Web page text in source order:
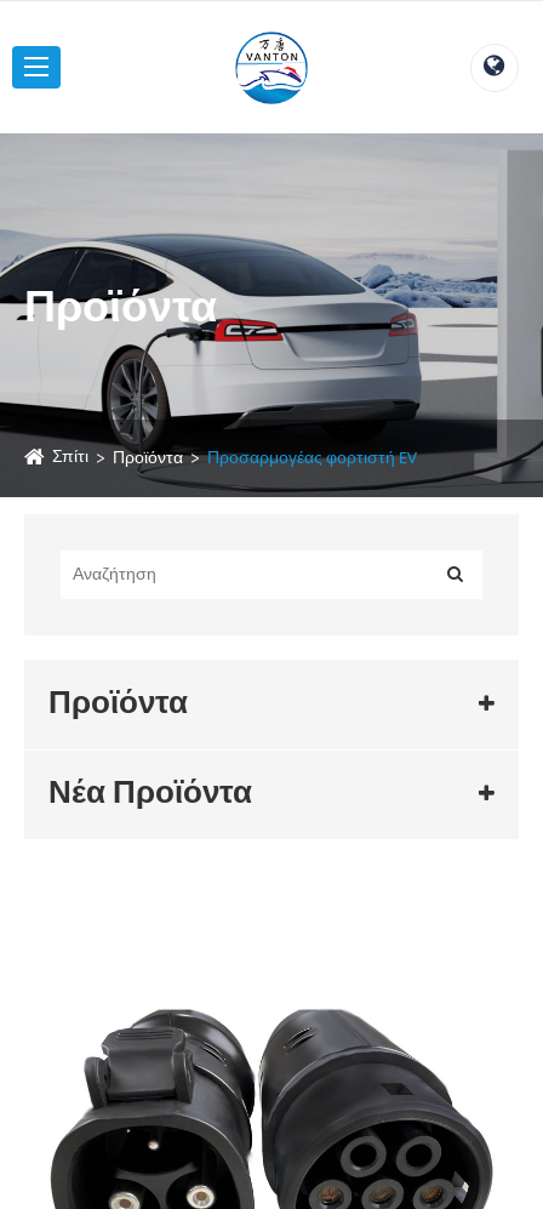
Προϊόντα
Σπίτι Προϊόντα Προσαρμογέας φορτιστή EV
Προϊόντα
Νέα Προϊόντα